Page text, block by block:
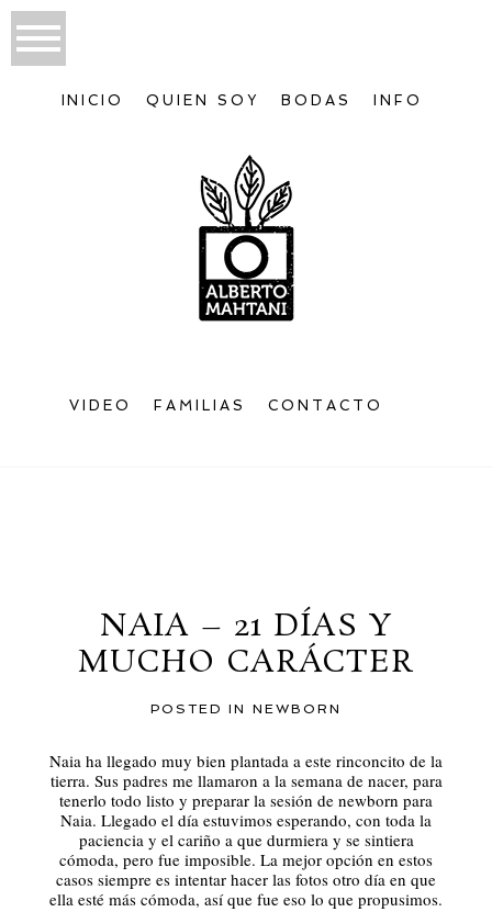
INICIO QUIEN SOY BODAS INFO
VIDEO FAMILIAS CONTACTO
NAIA – 21 DÍAS Y
MUCHO CARÁCTER
POSTED IN NEWBORN
Naia ha llegado muy bien plantada a este rinconcito de la
tierra. Sus padres me llamaron a la semana de nacer, para
tenerlo todo listo y preparar la sesión de newborn para
Naia. Llegado el día estuvimos esperando, con toda la
paciencia y el cariño a que durmiera y se sintiera
cómoda, pero fue imposible. La mejor opción en estos
casos siempre es intentar hacer las fotos otro día en que
ella esté más cómoda, así que fue eso lo que propusimos.